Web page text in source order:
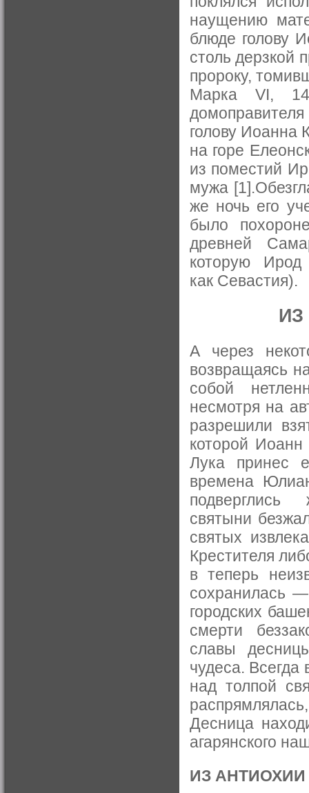
наущению
блюде голову
столь дерзкой
пророку,
Марка VI,
голову Иоанна
на горе
из поместий
мужа
же ночь его
было
древней
которую Ирод
как Севастия).
А через
возвращаясь
собой
несмотря на
разрешили
которой
Лука принес
времена
подверглись
святыни
святых
Крестителя
в теперь
сохранилась
городских
смерти
славы
чудеса. Всегда
над толпой
Десница
агарянского
ИЗ